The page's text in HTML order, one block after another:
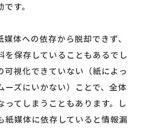
す。
体への依存から脱却できず、
を保存していることもあるでし
可視化できていない（紙によっ
ーズにいかない）ことで、全体
ってしまうこともあります。し
紙媒体に依存していると情報漏